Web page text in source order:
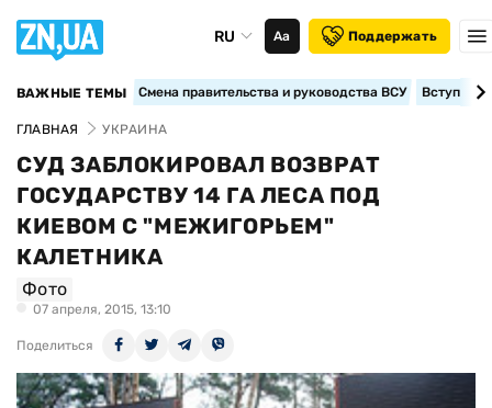
RU Аа Поддержать
ВАЖНЫЕ ТЕМЫ Смена правительства и руководства ВСУ
ГЛАВНАЯ УКРАИНА
СУД ЗАБЛОКИРОВАЛ ВОЗВРАТ
ГОСУДАРСТВУ 14 ГА ЛЕСА ПОД
КИЕВОМ С "МЕЖИГОРЬЕМ"
КАЛЕТНИКА
Фото
07 апреля, 2015, 13:10
Поделиться